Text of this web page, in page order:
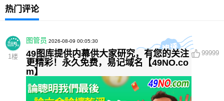
热门评论
1 楼
图管员 2026-08-09 00:05:30
49图库提供内幕供大家研究，有您的关注
更精彩！永久免费，易记域名【49NO.co
m】
99999